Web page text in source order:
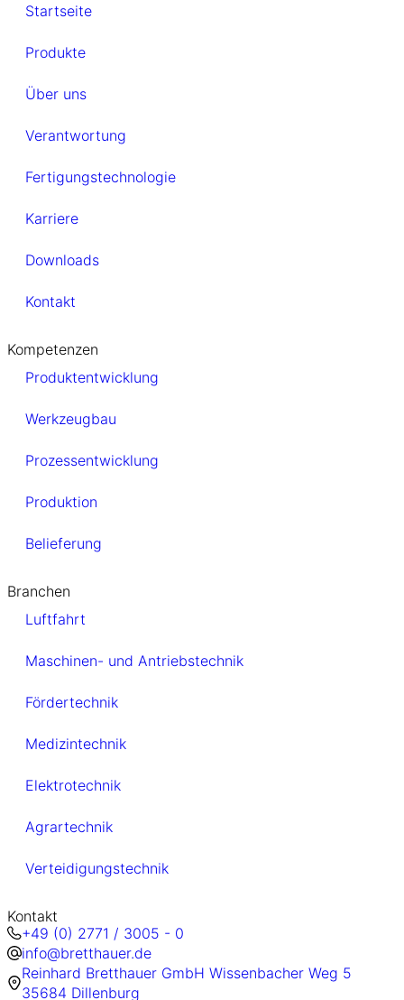
Startseite
Produkte
Über uns
Verantwortung
Fertigungstechnologie
Karriere
Downloads
Kontakt
Kompetenzen
Produktentwicklung
Werkzeugbau
Prozessentwicklung
Produktion
Belieferung
Branchen
Luftfahrt
Maschinen- und Antriebstechnik
Fördertechnik
Medizintechnik
Elektrotechnik
Agrartechnik
Verteidigungstechnik
Kontakt
+49 (0) 2771 / 3005 - 0
info@bretthauer.de
Reinhard Bretthauer GmbH Wissenbacher Weg 5
35684 Dillenburg